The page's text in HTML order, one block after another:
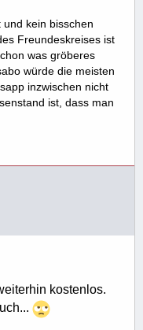
und kein bisschen
Freundeskreises ist
was gröberes
würde die meisten
inzwischen nicht
ist, dass man
kostenlos.